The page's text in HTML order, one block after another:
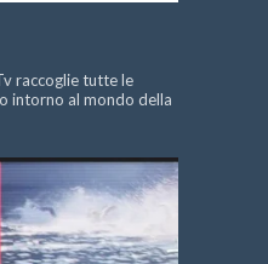
raccoglie tutte le
intorno al mondo della